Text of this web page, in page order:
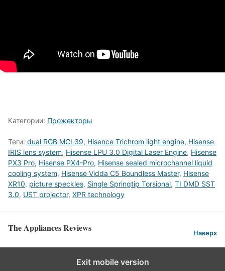
Категории: Прожекторы
Теги: dual RGB MCL39, Hisence Trichrom light engine, Hisense
IRIS lens system, Hisense LPU 3.0 Digital Laser Engine, Hisense
PX3 Pro, Hisense PX4-Pro, Hisense sealed microchannel liquid
cooling system, Hisense Vidda C5 Boundless Master, Hisense
XR10, picture speckles, Single Springtip Torsional, TI DMD SST
3.0, UST projector, XPR technology
The Appliances Reviews Наверх
Exit mobile version